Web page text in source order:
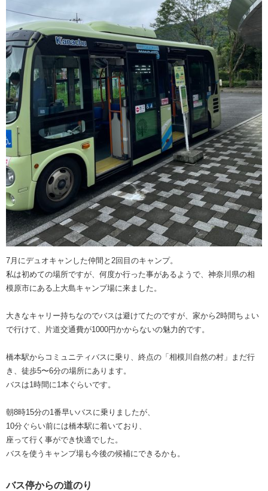
7月にデュオキャンした仲間と2回目のキャンプ。
私は初めての場所ですが、何度か行った事があるようで、神奈川県の相
模原市にある上大島キャンプ場に来ました。
大きなキャリー持ちなのでバスは避けてたのですが、家から2時間ちょい
で行けて、片道交通費が1000円かからないの魅力的です。
橋本駅からコミュニティバスに乗り、終点の「相模川自然の村」まだ行
き、徒歩5〜6分の場所にあります。
バスは1時間に1本ぐらいです。
朝8時15分の1番早いバスに乗りましたが、
10分ぐらい前には橋本駅に着いており、
座って行く事ができ快適でした。
バスを使うキャンプ場も今後の候補にできるかも。
バス停からの道のり